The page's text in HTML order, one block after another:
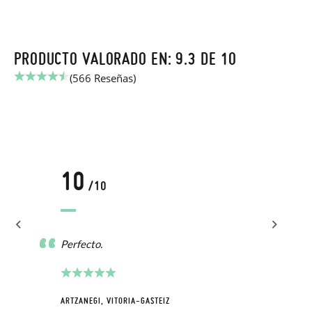
PRODUCTO VALORADO EN: 9.3 DE 10
(566 Reseñas)
10 /10
Perfecto.
ARTZANEGI, VITORIA-GASTEIZ